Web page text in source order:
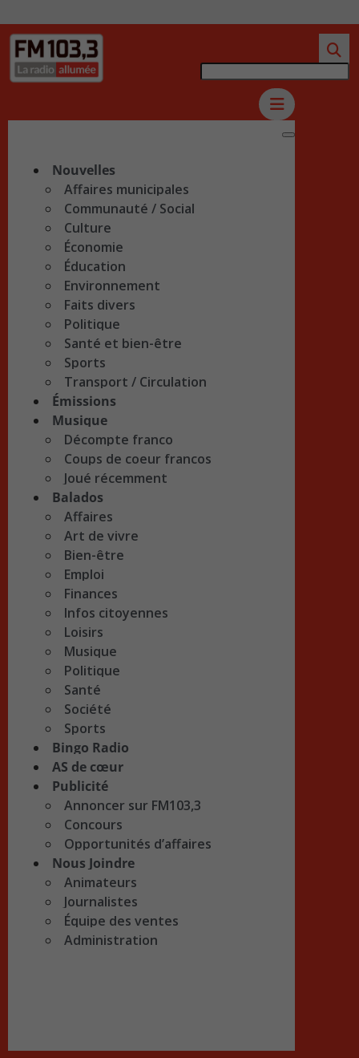
Nouvelles
Affaires municipales
Communauté / Social
Culture
Économie
Éducation
Environnement
Faits divers
Politique
Santé et bien-être
Sports
Transport / Circulation
Émissions
Musique
Décompte franco
Coups de coeur francos
Joué récemment
Balados
Affaires
Art de vivre
Bien-être
Emploi
Finances
Infos citoyennes
Loisirs
Musique
Politique
Santé
Société
Sports
Bingo Radio
AS de cœur
Publicité
Annoncer sur FM103,3
Concours
Opportunités d’affaires
Nous Joindre
Animateurs
Journalistes
Équipe des ventes
Administration